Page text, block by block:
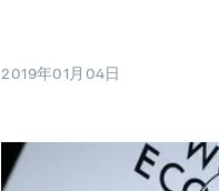
2019年01月04日